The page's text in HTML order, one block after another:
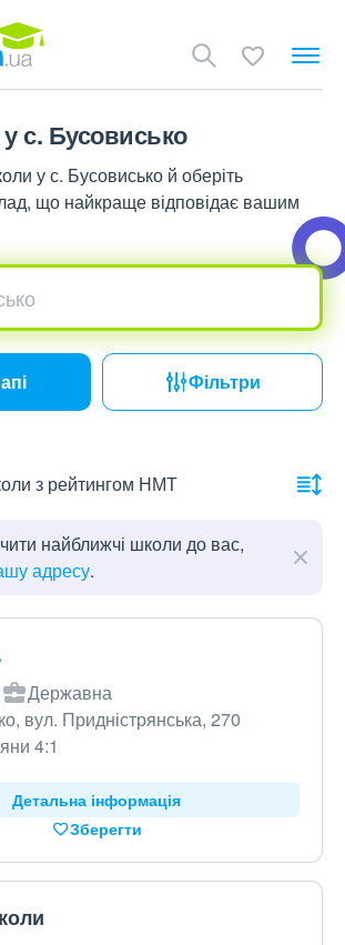
с. Бусовисько
у с. Бусовисько й оберіть
що найкраще відповідає вашим
Фільтри
з рейтингом НМТ
найближчі школи до вас,
адресу.
Державна
вул. Придністрянська, 270
4:1
Детальна інформація
Зберегти